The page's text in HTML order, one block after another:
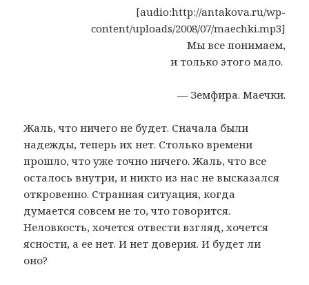
[audio:http://antakova.ru/wp-
content/uploads/2008/07/maechki.mp3]
Мы все понимаем,
и только этого мало.
— Земфира. Маечки.
Жаль, что ничего не будет. Сначала были
надежды, теперь их нет. Столько времени
прошло, что уже точно ничего. Жаль, что все
осталось внутри, и никто из нас не высказался
откровенно. Странная ситуация, когда
думается совсем не то, что говорится.
Неловкость, хочется отвести взгляд, хочется
ясности, а ее нет. И нет доверия. И будет ли
оно?